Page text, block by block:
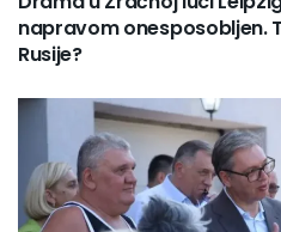
napravom onesposobljen.
Rusije?